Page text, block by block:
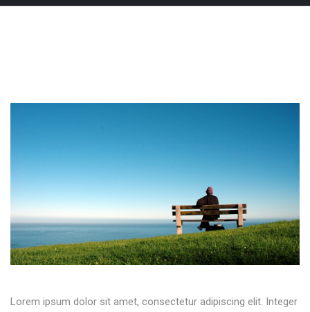
Lorem ipsum dolor sit amet, consectetur adipiscing elit. Integer